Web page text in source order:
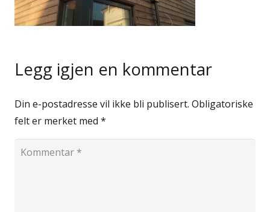
Legg igjen en kommentar
Din e-postadresse vil ikke bli publisert. Obligatoriske
felt er merket med *